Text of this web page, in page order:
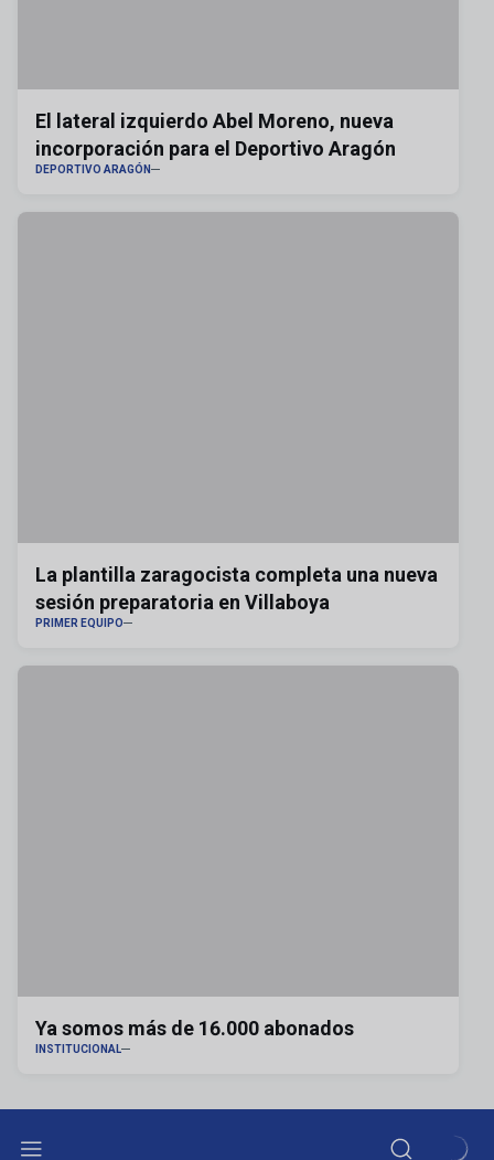
El lateral izquierdo Abel Moreno, nueva
incorporación para el Deportivo Aragón
DEPORTIVO ARAGÓN
La plantilla zaragocista completa una nueva
sesión preparatoria en Villaboya
PRIMER EQUIPO
Ya somos más de 16.000 abonados
INSTITUCIONAL